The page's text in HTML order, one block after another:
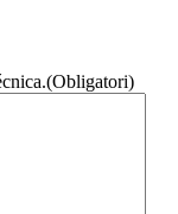
(Obligatori)